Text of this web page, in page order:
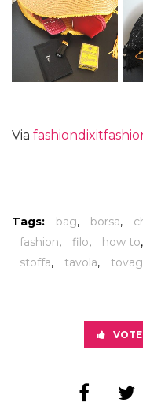
Via
Tags: bag, borsa,
fashion, filo, how to,
stoffa, tavola,